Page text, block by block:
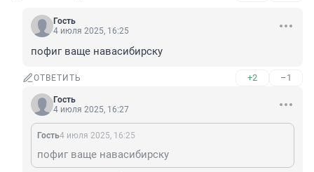
Гость
4 июля 2025, 16:25
пофиг ваще навасибирску
ОТВЕТИТЬ +2 –1
Гость
4 июля 2025, 16:27
Гость4 июля 2025, 16:25
пофиг ваще навасибирску